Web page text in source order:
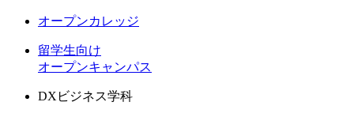
オープンカレッジ
留学生向け
オープンキャンパス
DXビジネス学科